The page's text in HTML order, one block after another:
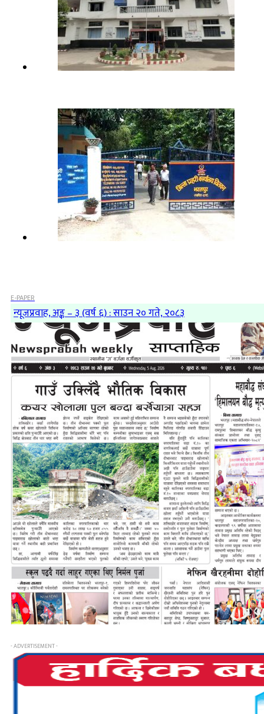
E-PAPER
न्यूजप्रवाह, अङ्क – ३ (वर्ष ६) : साउन २० गते, २०८३
- ADVERTISEMENT -